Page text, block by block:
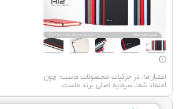
اعتبار ما، در جزئیات محصولات ماست؛ چون
اعتماد شما، سرمایه اصلی برند ماست.